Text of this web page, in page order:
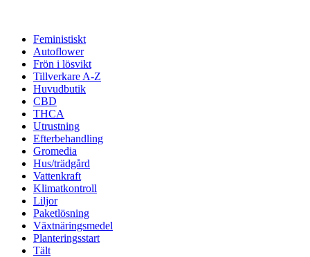
Feministiskt
Autoflower
Frön i lösvikt
Tillverkare A-Z
Huvudbutik
CBD
THCA
Utrustning
Efterbehandling
Gromedia
Hus/trädgård
Vattenkraft
Klimatkontroll
Liljor
Paketlösning
Växtnäringsmedel
Planteringsstart
Tält